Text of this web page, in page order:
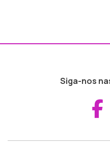
Siga-nos